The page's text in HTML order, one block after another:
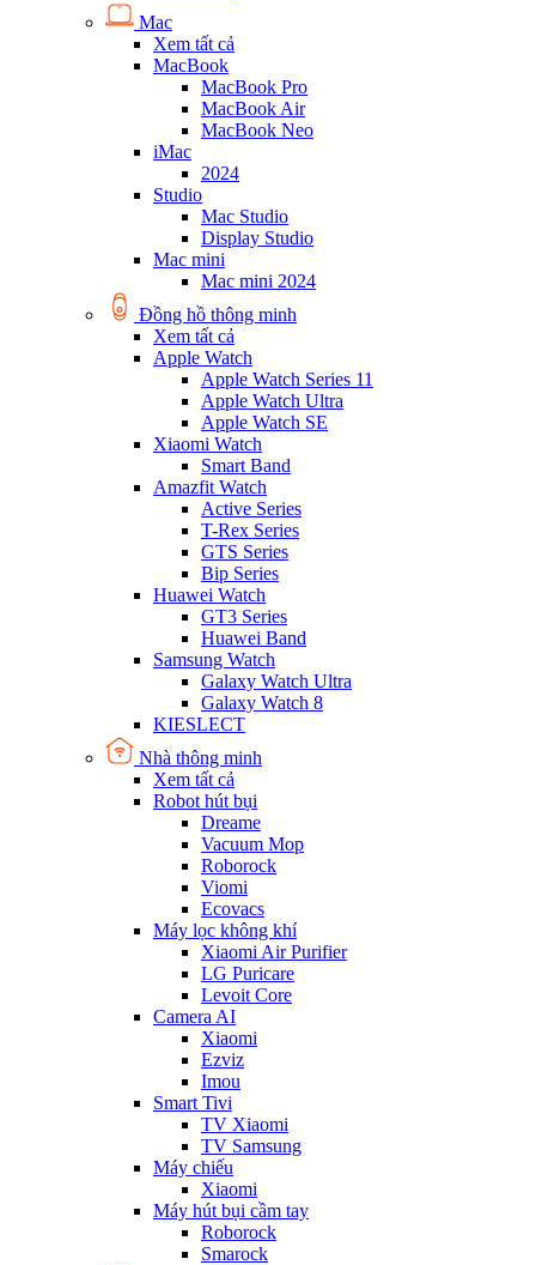
Mac
Xem tất cả
MacBook
MacBook Pro
MacBook Air
MacBook Neo
iMac
2024
Studio
Mac Studio
Display Studio
Mac mini
Mac mini 2024
Đồng hồ thông minh
Xem tất cả
Apple Watch
Apple Watch Series 11
Apple Watch Ultra
Apple Watch SE
Xiaomi Watch
Smart Band
Amazfit Watch
Active Series
T-Rex Series
GTS Series
Bip Series
Huawei Watch
GT3 Series
Huawei Band
Samsung Watch
Galaxy Watch Ultra
Galaxy Watch 8
KIESLECT
Nhà thông minh
Xem tất cả
Robot hút bụi
Dreame
Vacuum Mop
Roborock
Viomi
Ecovacs
Máy lọc không khí
Xiaomi Air Purifier
LG Puricare
Levoit Core
Camera AI
Xiaomi
Ezviz
Imou
Smart Tivi
TV Xiaomi
TV Samsung
Máy chiếu
Xiaomi
Máy hút bụi cầm tay
Roborock
Smarock